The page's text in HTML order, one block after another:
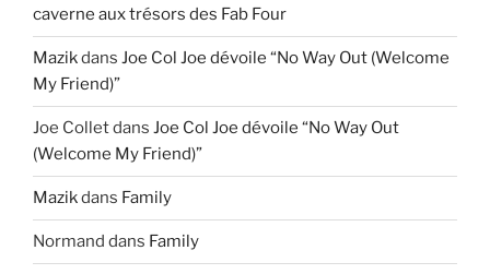
caverne aux trésors des Fab Four
Mazikdans Joe Col Joe dévoile “No Way Out (Welcome
My Friend)”
Joe Colletdans Joe Col Joe dévoile “No Way Out
(Welcome My Friend)”
Mazikdans Family
Normand dans Family